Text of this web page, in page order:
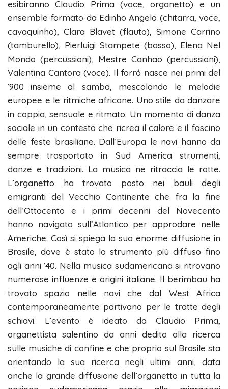
esibiranno Claudio Prima (voce, organetto) e un
ensemble formato da Edinho Angelo (chitarra, voce,
cavaquinho), Clara Blavet (flauto), Simone Carrino
(tamburello), Pierluigi Stampete (basso), Elena Nel
Mondo (percussioni), Mestre Canhao (percussioni),
Valentina Cantora (voce). Il forró nasce nei primi del
‘900 insieme al samba, mescolando le melodie
europee e le ritmiche africane. Uno stile da danzare
in coppia, sensuale e ritmato. Un momento di danza
sociale in un contesto che ricrea il calore e il fascino
delle feste brasiliane. Dall’Europa le navi hanno da
sempre trasportato in Sud America strumenti,
danze e tradizioni. La musica ne ritraccia le rotte.
L’organetto ha trovato posto nei bauli degli
emigranti del Vecchio Continente che fra la fine
dell’Ottocento e i primi decenni del Novecento
hanno navigato sull’Atlantico per approdare nelle
Americhe. Così si spiega la sua enorme diffusione in
Brasile, dove è stato lo strumento più diffuso fino
agli anni ‘40. Nella musica sudamericana si ritrovano
numerose influenze e origini italiane. Il berimbau ha
trovato spazio nelle navi che dal West Africa
contemporaneamente partivano per le tratte degli
schiavi. L’evento è ideato da Claudio Prima,
organettista salentino da anni dedito alla ricerca
sulle musiche di confine e che proprio sul Brasile sta
orientando la sua ricerca negli ultimi anni, data
anche la grande diffusione dell’organetto in tutta la